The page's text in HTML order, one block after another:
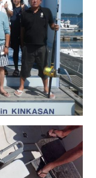
中古艇情報
会社概要